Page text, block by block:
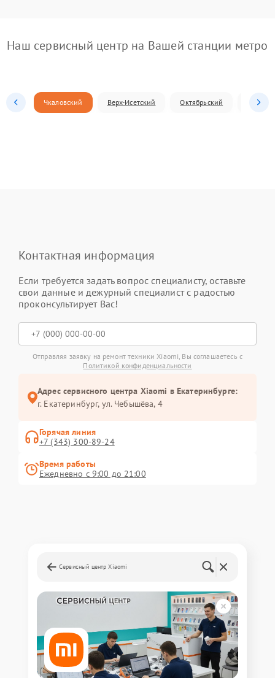
Наш сервисный центр на Вашей станции метро
Чкаловский Верх-Исетский Октябрьский
Контактная информация
Если требуется задать вопрос специалисту, оставьте
свои данные и дежурный специалист с радостью
проконсультирует Вас!
Отправляя заявку на ремонт техники Xiaomi, Вы соглашаетесь с
Политикой конфиденциальности
Адрес сервисного центра Xiaomi в Екатеринбурге:
г. Екатеринбург, ул. Чебышёва, 4
Горячая линия
+7 (343) 300-89-24
Время работы
Ежедневно с 9:00 до 21:00
Сервисный центр Xiaomi